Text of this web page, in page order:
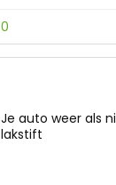
0
Je auto weer als
lakstift